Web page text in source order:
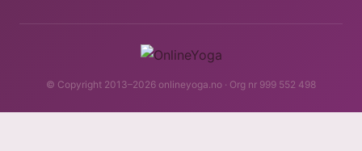
© Copyright 2013–2026 onlineyoga.no · Org nr 999 552 498